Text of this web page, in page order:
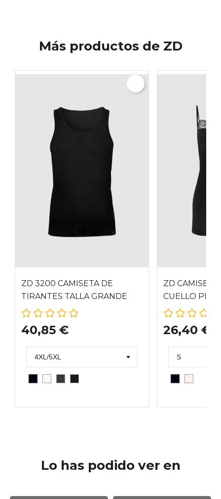
Más productos de ZD
ZD 3200 CAMISETA DE
TIRANTES TALLA GRANDE
40,85 €
NEGRO
BLANCO
GRISGRAFITO
ZD
CUELLO
26,40 €
NEGRO
CAVA
Lo has podido ver en